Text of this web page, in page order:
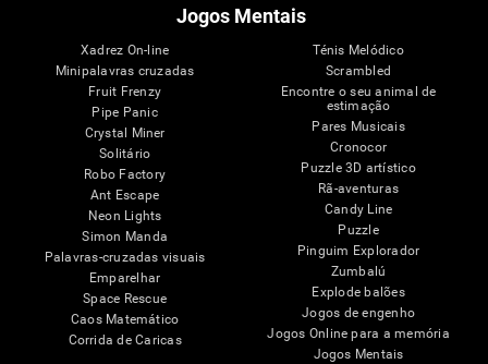
Jogos Mentais
Xadrez On-line
Minipalavras cruzadas
Fruit Frenzy
Pipe Panic
Crystal Miner
Solitário
Robo Factory
Ant Escape
Neon Lights
Simon Manda
Palavras-cruzadas visuais
Emparelhar
Space Rescue
Caos Matemático
Corrida de Caricas
Ténis Melódico
Scrambled
Encontre o seu animal de
estimação
Pares Musicais
Cronocor
Puzzle 3D artístico
Rã-aventuras
Candy Line
Puzzle
Pinguim Explorador
Zumbalú
Explode balões
Jogos de engenho
Jogos Online para a memória
Jogos Mentais